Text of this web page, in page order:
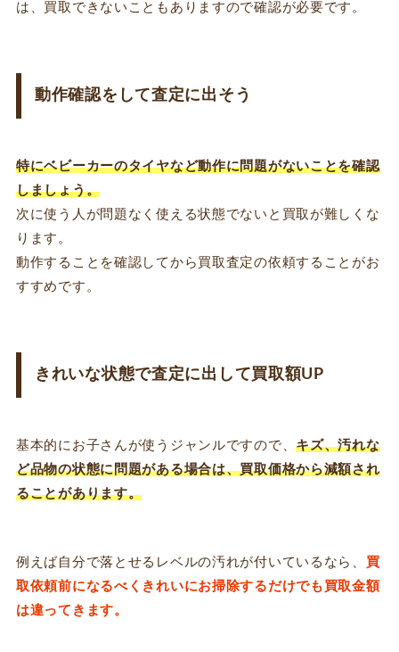
は、買取できないこともありますので確認が必要です。
動作確認をして査定に出そう
特にベビーカーのタイヤなど動作に問題がないことを確認
しましょう。
次に使う人が問題なく使える状態でないと買取が難しくな
ります。
動作することを確認してから買取査定の依頼することがお
すすめです。
きれいな状態で査定に出して買取額UP
基本的にお子さんが使うジャンルですので、キズ、汚れな
ど品物の状態に問題がある場合は、買取価格から減額され
ることがあります。
例えば自分で落とせるレベルの汚れが付いているなら、 買
取依頼前になるべくきれいにお掃除するだけでも買取金額
は違ってきます。